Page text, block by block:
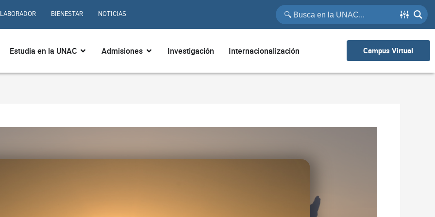
BIENESTAR NOTICIAS
¿Quiénes somos?
Estudia en la UNAC Abrir Estudia en la UNAC
Admisiones Abrir Admisiones
Investigación Internacionalización Campus Virtual